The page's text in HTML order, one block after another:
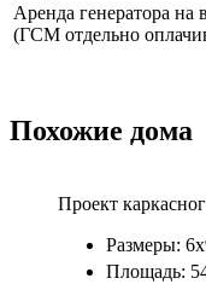
Аренда генератора на
(ГСМ отдельно
Похожие дома
Проект
Размеры:
Площадь: